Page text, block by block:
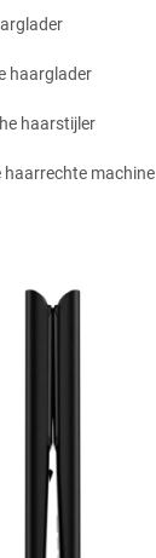
haarglader
haarstijler
haarrechte machine